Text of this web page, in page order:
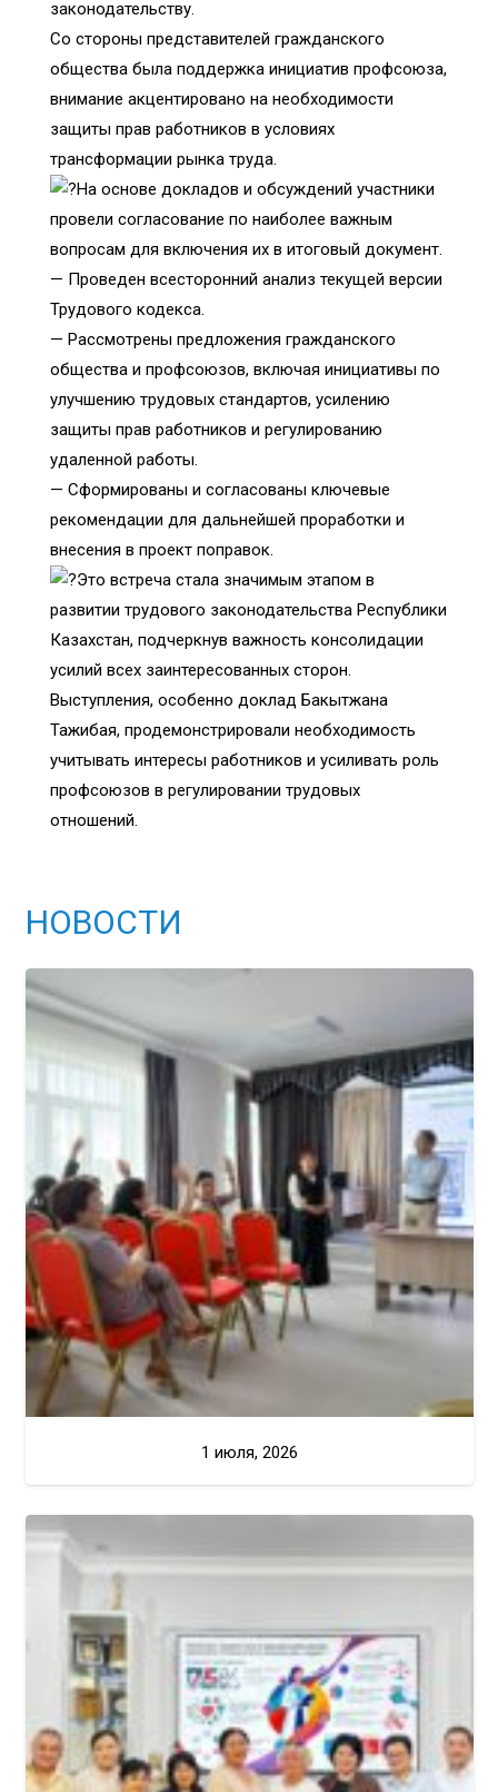
законодательству.
Со стороны представителей гражданского
общества была поддержка инициатив профсоюза,
внимание акцентировано на необходимости
защиты прав работников в условиях
трансформации рынка труда.
На основе докладов и обсуждений участники
провели согласование по наиболее важным
вопросам для включения их в итоговый документ.
— Проведен всесторонний анализ текущей версии
Трудового кодекса.
— Рассмотрены предложения гражданского
общества и профсоюзов, включая инициативы по
улучшению трудовых стандартов, усилению
защиты прав работников и регулированию
удаленной работы.
— Сформированы и согласованы ключевые
рекомендации для дальнейшей проработки и
внесения в проект поправок.
Это встреча стала значимым этапом в
развитии трудового законодательства Республики
Казахстан, подчеркнув важность консолидации
усилий всех заинтересованных сторон.
Выступления, особенно доклад Бакытжана
Тажибая, продемонстрировали необходимость
учитывать интересы работников и усиливать роль
профсоюзов в регулировании трудовых
отношений.
НОВОСТИ
1 июля, 2026